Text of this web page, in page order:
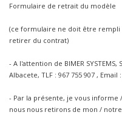
Formulaire de retrait du modèle
(ce formulaire ne doit être rempli
retirer du contrat)
- A l'attention de BIMER SYSTEMS,
Albacete, TLF : 967 755 907 ,
- Par la présente, je vous
nous nous retirons de mon /